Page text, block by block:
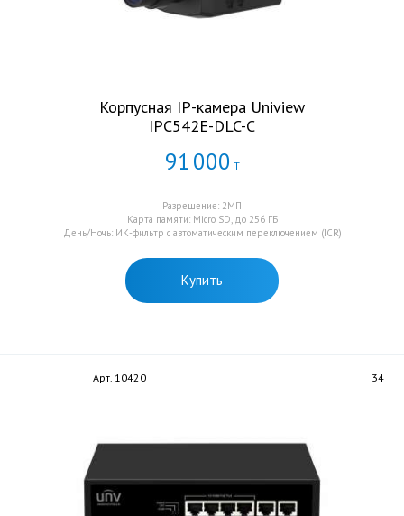
Корпусная IP-камера Uniview
IPC542E-DLC-C
91000 Т
Разрешение: 2МП
Карта памяти: Micro SD, до 256 ГБ
День/Ночь: ИК-фильтр с автоматическим переключением (ICR)
Купить
Арт. 10420 34